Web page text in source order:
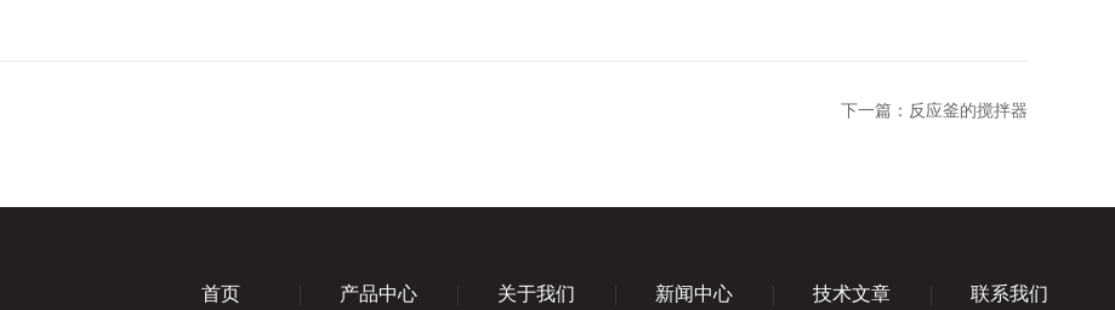
下一篇： 反应釜的搅拌器
首页 产品中心 关于我们 新闻中心 技术文章 联系我们